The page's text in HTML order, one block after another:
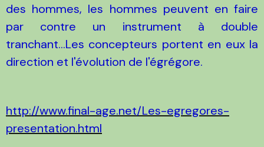
des hommes, les hommes peuvent en faire
par contre un instrument à double
tranchant...Les concepteurs portent en eux la
direction et l'évolution de l'égrégore.
http://www.final-age.net/Les-egregores-
presentation.html